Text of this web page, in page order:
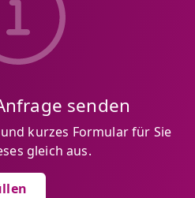
senden
kurzes Formular für Sie
gleich aus.